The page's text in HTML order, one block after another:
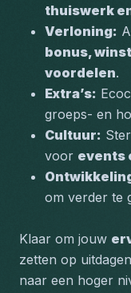
thuiswerk
Verloning:
bonus,
voordelen.
Extra’s:
groeps- en
Cultuur:
voor events
om verder te
Klaar om jouw
zetten op
naar een hoger